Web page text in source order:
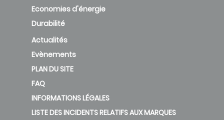
Economies d'énergie
Durabilité
Actualités
Evènements
PLAN DU SITE
FAQ
INFORMATIONS LÉGALES
LISTE DES INCIDENTS RELATIFS AUX MARQUES